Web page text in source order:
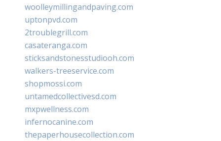
woolleymillingandpaving.com
uptonpvd.com
2troublegrill.com
casateranga.com
sticksandstonesstudiooh.com
walkers-treeservice.com
shopmossi.com
untamedcollectivesd.com
mxpwellness.com
infernocanine.com
thepaperhousecollection.com